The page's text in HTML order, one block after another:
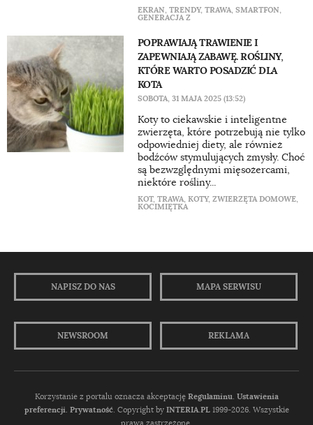
EKRAN, TRENDY, TRAWA, SMARTFON,
GENERACJA Z
POPRAWIAJĄ TRAWIENIE I
ZAPEWNIAJĄ ZABAWĘ. ROŚLINY,
KTÓRE WARTO POSADZIĆ DLA
KOTA
SOBOTA, 31 MAJA 2025 (13:52)
Koty to ciekawskie i inteligentne
zwierzęta, które potrzebują nie tylko
odpowiedniej diety, ale również
bodźców stymulujących zmysły. Choć
są bezwzględnymi mięsożercami,
niektóre rośliny...
KOT, TRAWA, KOTY, ZWIERZĘTA DOMOWE,
KOCIMIĘTKA
NAPISZ DO NAS MAPA SERWISU
NEWSROOM REKLAMA
Korzystanie z portalu oznacza akceptację Regulaminu. Ustawienia
preferencji. Prywatność. Copyright by INTERIA.PL1999-2026. Wszystkie
prawa zastrzeżone.